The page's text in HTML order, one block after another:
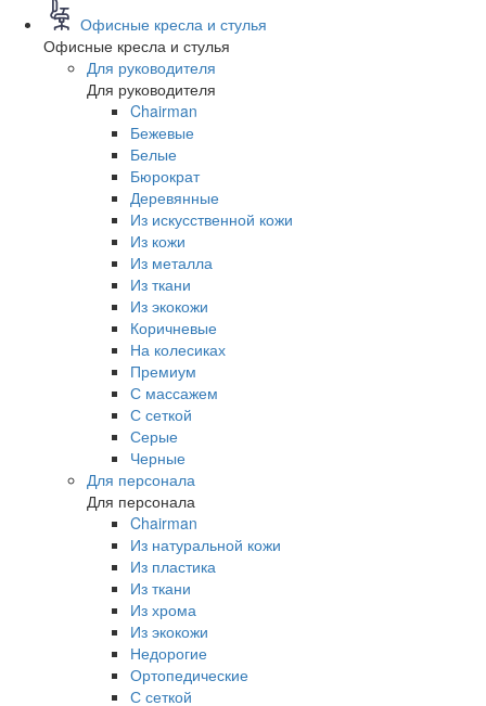
Офисные кресла и стулья
Офисные кресла и стулья
Для руководителя
Для руководителя
Chairman
Бежевые
Белые
Бюрократ
Деревянные
Из искусственной кожи
Из кожи
Из металла
Из ткани
Из экокожи
Коричневые
На колесиках
Премиум
С массажем
С сеткой
Серые
Черные
Для персонала
Для персонала
Chairman
Из натуральной кожи
Из пластика
Из ткани
Из хрома
Из экокожи
Недорогие
Ортопедические
С сеткой